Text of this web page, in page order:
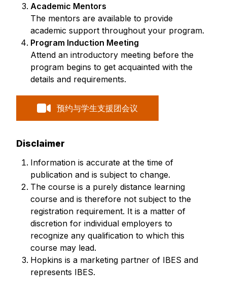
Academic Mentors
The mentors are available to provide
academic support throughout your program.
Program Induction Meeting
Attend an introductory meeting before the
program begins to get acquainted with the
details and requirements.
预约与学生支援团会议
Disclaimer
Information is accurate at the time of
publication and is subject to change.
The course is a purely distance learning
course and is therefore not subject to the
registration requirement. It is a matter of
discretion for individual employers to
recognize any qualification to which this
course may lead.
Hopkins is a marketing partner of IBES and
represents IBES.